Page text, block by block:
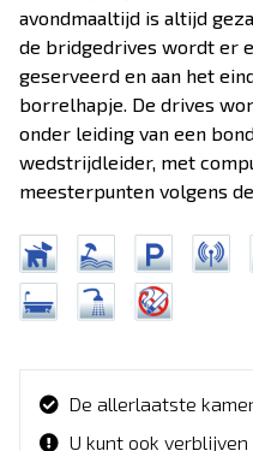
avondmaaltijd is altijd
de bridgedrives wordt er
geserveerd en aan het
borrelhapje. De drives
onder leiding van een
wedstrijdleider, met
meesterpunten volgens
De allerlaatste
U kunt ook